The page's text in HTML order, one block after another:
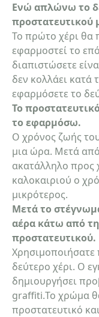
Ενώ απλώνω το
προστατευτικού
Το πρώτο χέρι θα
εφαρμοστεί το
διαπιστώσετε
δεν κολλάει κατά
εφαρμόσετε το
Το
το εφαρμόσω.
Ο χρόνος ζωής
μια ώρα. Μετά
ακατάλληλο προς
καλοκαιριού ο
μικρότερος.
Μετά το
αέρα κάτω από
προστατευτικού.
δεύτερο χέρι. Ο
δημιουργήσει
graffiti.Το χρώμα
προστατευτικό